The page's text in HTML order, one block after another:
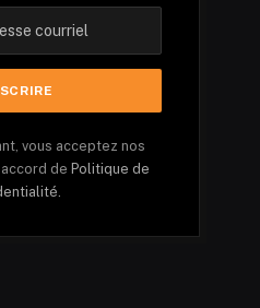
vous acceptez nos
dePolitique de